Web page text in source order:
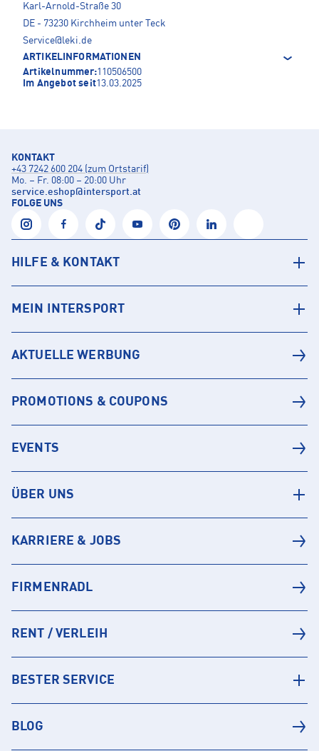
Karl-Arnold-Straße 30
DE - 73230 Kirchheim unter Teck
Service@leki.de
ARTIKELINFORMATIONEN
Artikelnummer:110506500
Im Angebot seit13.03.2025
KONTAKT
+43 7242 600 204 (zum Ortstarif)
Mo. – Fr. 08:00 – 20:00 Uhr
service.eshop@intersport.at
FOLGE UNS
HILFE & KONTAKT
MEIN INTERSPORT
AKTUELLE WERBUNG
PROMOTIONS & COUPONS
EVENTS
ÜBER UNS
KARRIERE & JOBS
FIRMENRADL
RENT / VERLEIH
BESTER SERVICE
BLOG